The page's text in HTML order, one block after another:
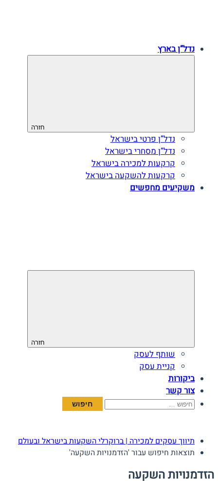
נדל”ן בארץ
חזרה
נדל”ן פרטי בישראל
נדל”ן מסחרי בישראל
קרקעות למכירה בישראל
קרקעות להשקעה בישראל
משקיעים מחפשים
חזרה
שותף לעסק
קניית עסק
ביקורות
צור קשר
תיווך עסקים למכירה | ברוקרלי השקעות בישראל ובעולם
תוצאות חיפוש עבור 'הזדמנויות השקעה'
הזדמנויות השקעה